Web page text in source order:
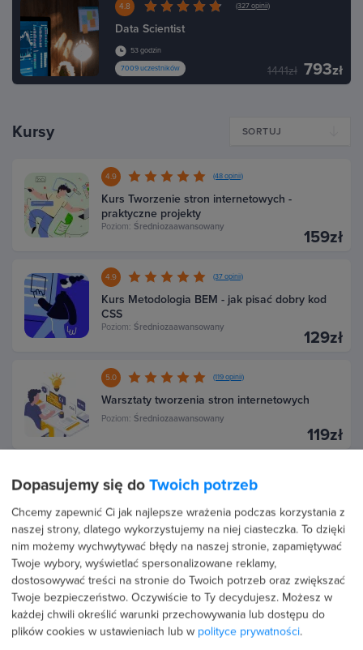
4.8 (327 opinii)
Data Scientist
53 godzin
7009 uczestników
1441zł 793zł
Kursy SORTUJ
4.9 (48 opinii)
Kurs Tworzenie stron internetowych -
praktyczne projekty
Poziom: Średniozaawansowany
159zł
4.9 (37 opinii)
Kurs Metodologia BEM - jak pisać dobry kod
CSS
Poziom: Średniozaawansowany
129zł
5.0 (119 opinii)
Warsztaty tworzenia stron internetowych
Poziom: Średniozaawansowany
119zł
Produktywne tworzenie stron z LESS & SASS
Poziom:Średniozaawansowany
119zł
Więcej na temat:SASS
Sass jest preprocesorem języka CSS, który pozwala na
Dopasujemy się do Twoich potrzeb
Chcemy zapewnić Ci jak najlepsze wrażenia podczas korzystania z
naszej strony, dlatego wykorzystujemy na niej ciasteczka. To dzięki
nim możemy wychwytywać błędy na naszej stronie, zapamiętywać
Twoje wybory, wyświetlać spersonalizowane reklamy,
dostosowywać treści na stronie do Twoich potrzeb oraz zwiększać
Twoje bezpieczeństwo. Oczywiście to Ty decydujesz. Możesz w
każdej chwili określić warunki przechowywania lub dostępu do
plików cookies w ustawieniach lub w polityce prywatności.